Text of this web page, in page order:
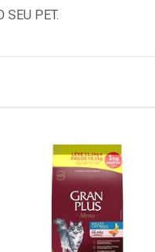
SEU PET.